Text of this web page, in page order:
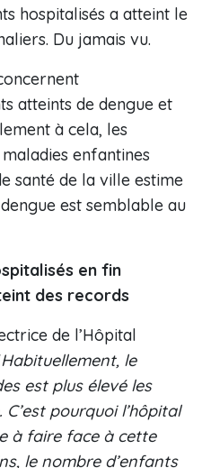
hospitalisés a atteint le
Du jamais vu.
atteints de dengue et
à cela, les
enfantines
santé de la ville estime
est semblable au
en fin
des records
de l’Hôpital
Habituellement, le
est plus élevé les
pourquoi l’hôpital
à faire face à cette
le nombre d’enfants